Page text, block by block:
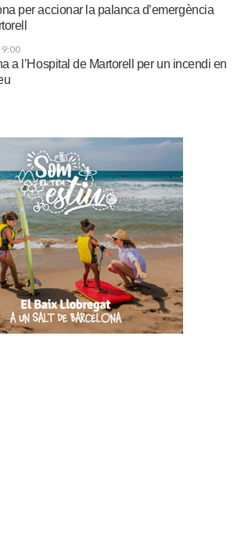
per accionar la palanca d’emergència
9:00
a l’Hospital de Martorell per un incendi en